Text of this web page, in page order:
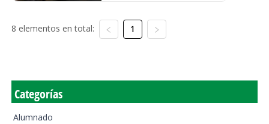
8 elementos en total: 1
Categorías
Alumnado